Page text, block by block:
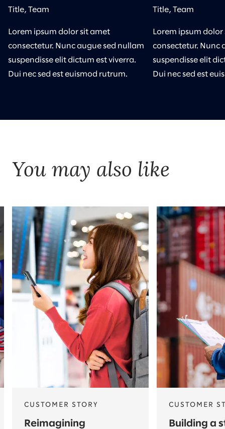
Title, Team
Lorem ipsum dolor sit amet
consectetur. Nunc augue sed nullam
suspendisse elit dictum est viverra.
Dui nec sed est euismod rutrum.
Title, Team
Lorem ipsum dolor
consectetur. Nunc
suspendisse elit
Dui nec sed est
You may also like
CUSTOMER STORY
Reimagining
CUSTOMER
Building a